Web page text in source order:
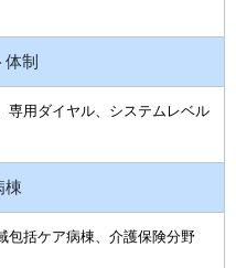
制
専用ダイヤル、システムレベル
棟
包括ケア病棟、介護保険分野